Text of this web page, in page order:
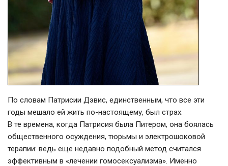
По словам Патрисии Дэвис, единственным, что все эти
годы мешало ей жить по-настоящему, был страх.
В те времена, когда Патрисия была Питером, она боялась
общественного осуждения, тюрьмы и электрошоковой
терапии: ведь еще недавно подобный метод считался
эффективным в «лечении гомосексуализма». Именно